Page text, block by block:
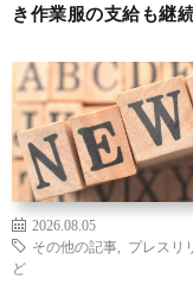
き作業服の支給も継
2026.08.05
その他の記事
プレスリ
ど